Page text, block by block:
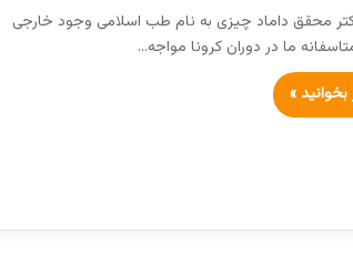
محقق داماد چیزی به نام طب اسلامی وجود خارجی
ما در دوران کرونا مواجه…
»